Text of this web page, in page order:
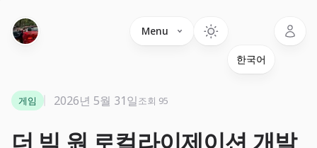
Menu
더 빅 원 로컬라이제이션 개발
게임 2026년 5월 31일조회 95